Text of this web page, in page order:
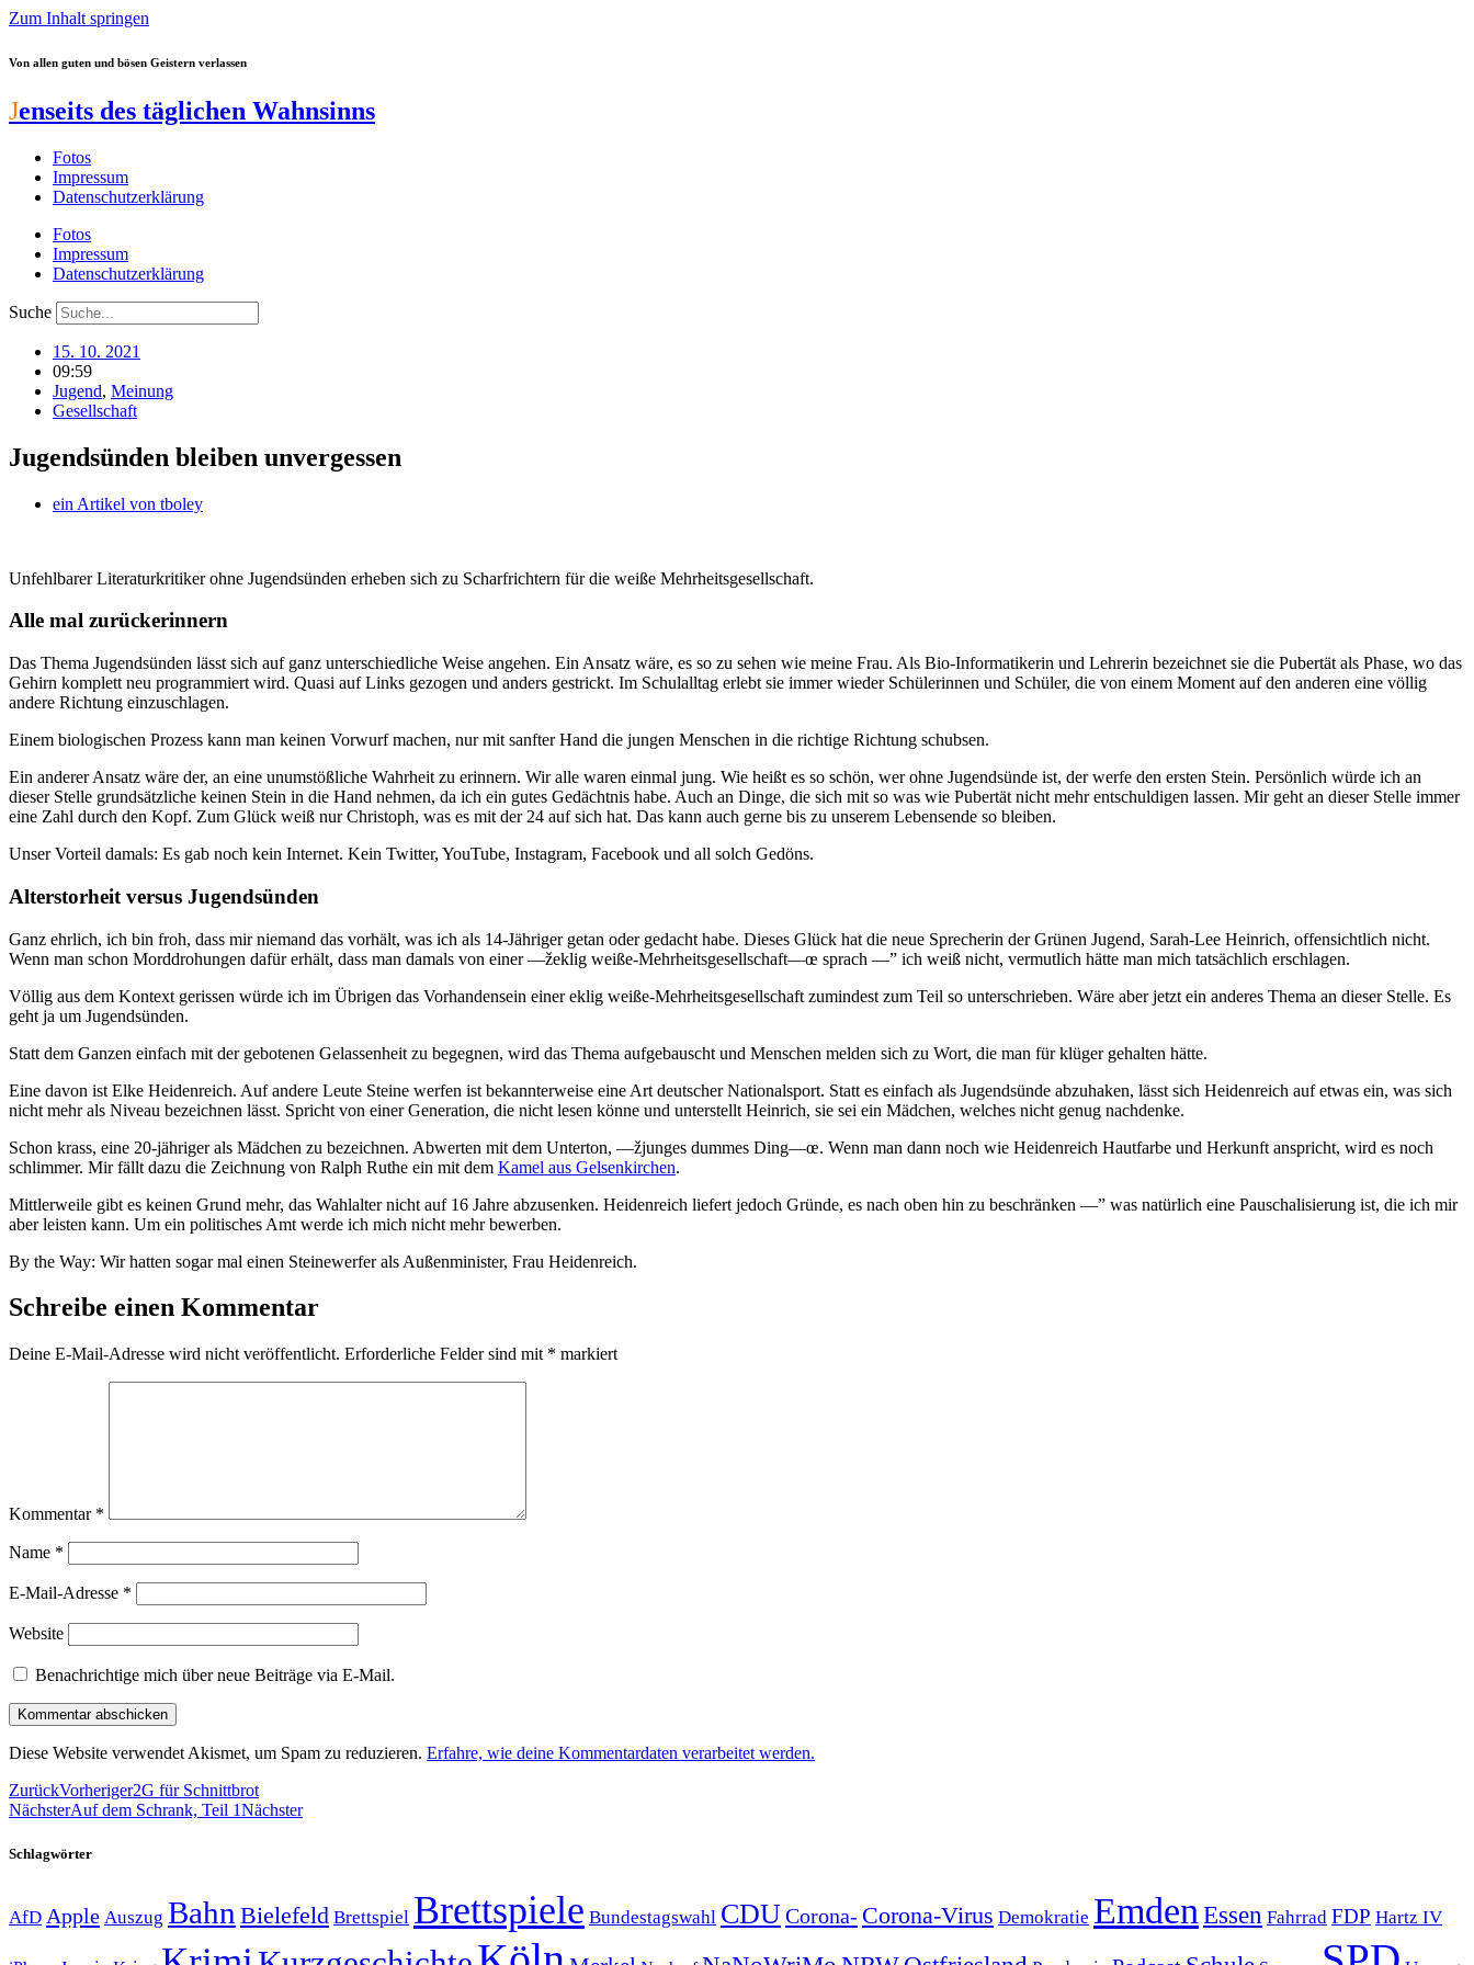
Zum Inhalt springen
Von allen guten und bösen Geistern verlassen
Jenseits des täglichen Wahnsinns
Fotos
Impressum
Datenschutzerklärung
Fotos
Impressum
Datenschutzerklärung
Suche
15. 10. 2021
09:59
Jugend, Meinung
Gesellschaft
Jugendsünden bleiben unvergessen
ein Artikel von tboley
Unfehlbarer Literaturkritiker ohne Jugendsünden erheben sich zu Scharfrichtern für die weiße Mehrheitsgesellschaft.
Alle mal zurückerinnern
Das Thema Jugendsünden lässt sich auf ganz unterschiedliche Weise angehen. Ein Ansatz wäre, es so zu sehen wie meine Frau. Als Bio-Informatikerin und Lehrerin bezeichnet sie die Pubertät als Phase, wo das
Gehirn komplett neu programmiert wird. Quasi auf Links gezogen und anders gestrickt. Im Schulalltag erlebt sie immer wieder Schülerinnen und Schüler, die von einem Moment auf den anderen eine völlig
andere Richtung einzuschlagen.
Einem biologischen Prozess kann man keinen Vorwurf machen, nur mit sanfter Hand die jungen Menschen in die richtige Richtung schubsen.
Ein anderer Ansatz wäre der, an eine unumstößliche Wahrheit zu erinnern. Wir alle waren einmal jung. Wie heißt es so schön, wer ohne Jugendsünde ist, der werfe den ersten Stein. Persönlich würde ich an
dieser Stelle grundsätzliche keinen Stein in die Hand nehmen, da ich ein gutes Gedächtnis habe. Auch an Dinge, die sich mit so was wie Pubertät nicht mehr entschuldigen lassen. Mir geht an dieser Stelle immer
eine Zahl durch den Kopf. Zum Glück weiß nur Christoph, was es mit der 24 auf sich hat. Das kann auch gerne bis zu unserem Lebensende so bleiben.
Unser Vorteil damals: Es gab noch kein Internet. Kein Twitter, YouTube, Instagram, Facebook und all solch Gedöns.
Alterstorheit versus Jugendsünden
Ganz ehrlich, ich bin froh, dass mir niemand das vorhält, was ich als 14-Jähriger getan oder gedacht habe. Dieses Glück hat die neue Sprecherin der Grünen Jugend, Sarah-Lee Heinrich, offensichtlich nicht.
Wenn man schon Morddrohungen dafür erhält, dass man damals von einer —žeklig weiße-Mehrheitsgesellschaft—œ sprach —” ich weiß nicht, vermutlich hätte man mich tatsächlich erschlagen.
Völlig aus dem Kontext gerissen würde ich im Übrigen das Vorhandensein einer eklig weiße-Mehrheitsgesellschaft zumindest zum Teil so unterschrieben. Wäre aber jetzt ein anderes Thema an dieser Stelle. Es
geht ja um Jugendsünden.
Statt dem Ganzen einfach mit der gebotenen Gelassenheit zu begegnen, wird das Thema aufgebauscht und Menschen melden sich zu Wort, die man für klüger gehalten hätte.
Eine davon ist Elke Heidenreich. Auf andere Leute Steine werfen ist bekannterweise eine Art deutscher Nationalsport. Statt es einfach als Jugendsünde abzuhaken, lässt sich Heidenreich auf etwas ein, was sich
nicht mehr als Niveau bezeichnen lässt. Spricht von einer Generation, die nicht lesen könne und unterstellt Heinrich, sie sei ein Mädchen, welches nicht genug nachdenke.
Schon krass, eine 20-jähriger als Mädchen zu bezeichnen. Abwerten mit dem Unterton, —žjunges dummes Ding—œ. Wenn man dann noch wie Heidenreich Hautfarbe und Herkunft anspricht, wird es noch
schlimmer. Mir fällt dazu die Zeichnung von Ralph Ruthe ein mit dem Kamel aus Gelsenkirchen.
Mittlerweile gibt es keinen Grund mehr, das Wahlalter nicht auf 16 Jahre abzusenken. Heidenreich liefert jedoch Gründe, es nach oben hin zu beschränken —” was natürlich eine Pauschalisierung ist, die ich mir
aber leisten kann. Um ein politisches Amt werde ich mich nicht mehr bewerben.
By the Way: Wir hatten sogar mal einen Steinewerfer als Außenminister, Frau Heidenreich.
Schreibe einen Kommentar
Deine E-Mail-Adresse wird nicht veröffentlicht. Erforderliche Felder sind mit * markiert
Kommentar *
Name *
E-Mail-Adresse *
Website
Benachrichtige mich über neue Beiträge via E-Mail.
Diese Website verwendet Akismet, um Spam zu reduzieren. Erfahre, wie deine Kommentardaten verarbeitet werden.
ZurückVorheriger2G für Schnittbrot
NächsterAuf dem Schrank, Teil 1Nächster
Schlagwörter
AfD Apple Auszug Bahn Bielefeld Brettspiel Brettspiele Bundestagswahl CDUCorona- Corona-Virus Demokratie Emden Essen Fahrrad FDP Hartz IV